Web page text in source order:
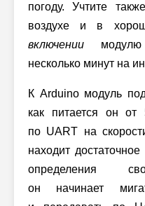
погоду. Учтите
воздухе и в
включении модулю
несколько минут на
К Arduino модуль
как питается он
по UART на
находит
определения
он начинает